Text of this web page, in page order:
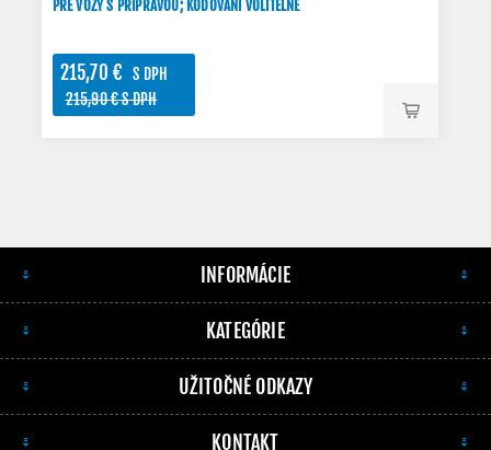
PRE VOZY S PRÍPRAVOU; KÓDOVÁNÍ VOLITELNÉ
215,70 €
S DPH
215,90 € S DPH
INFORMÁCIE
KATEGÓRIE
UŽITOČNÉ ODKAZY
KONTAKT